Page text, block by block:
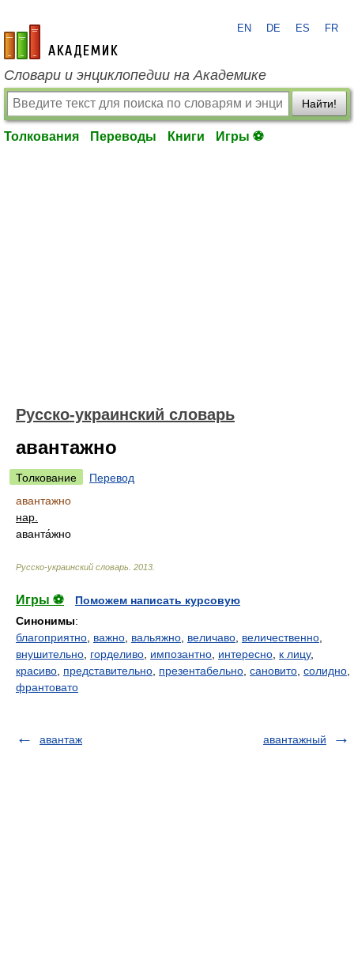
academic.ru
EN DE ES FR
Словари и энциклопедии на Академике
Найти!
Толкования Переводы Книги Игры ⚽
Русско-украинский словарь
авантажно
Толкование
Перевод
авантажно
нар.
аванта́жно
Русско-украинский словарь 2013
Игры ⚽
Поможем написать курсовую
Синонимы:
благоприятно важно вальяжно величаво величественно
внушительно горделиво импозантно интересно к лицу,
красиво представительно презентабельно сановито солидно
франтовато
авантаж авантажный